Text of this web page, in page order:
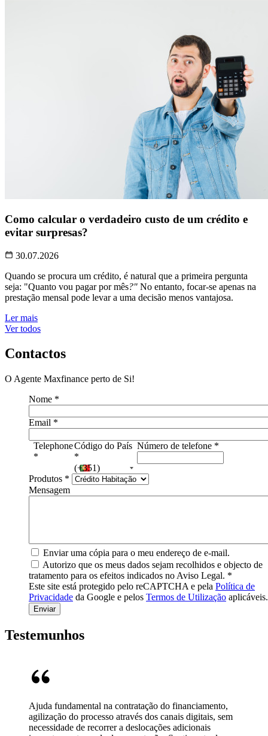
Como calcular o verdadeiro custo de um crédito e
evitar surpresas?
30.07.2026
Quando se procura um crédito, é natural que a primeira pergunta
seja: "Quanto vou pagar por mês?" No entanto, focar-se apenas na
prestação mensal pode levar a uma decisão menos vantajosa.
Ler mais
Ver todos
Contactos
O Agente Maxfinance perto de Si!
Nome *
Email *
Telephone
*
Código do País
*
(+351)
Número de telefone *
Produtos *
Mensagem
Enviar uma cópia para o meu endereço de e-mail.
Autorizo que os meus dados sejam recolhidos e objecto de
tratamento para os efeitos indicados no Aviso Legal. *
Este site está protegido pelo reCAPTCHA e pela Política de
Privacidade da Google e pelos Termos de Utilização aplicáveis.
Testemunhos
Ajuda fundamental na contratação do financiamento,
agilização do processo através dos canais digitais, sem
necessidade de recorrer a deslocações adicionais